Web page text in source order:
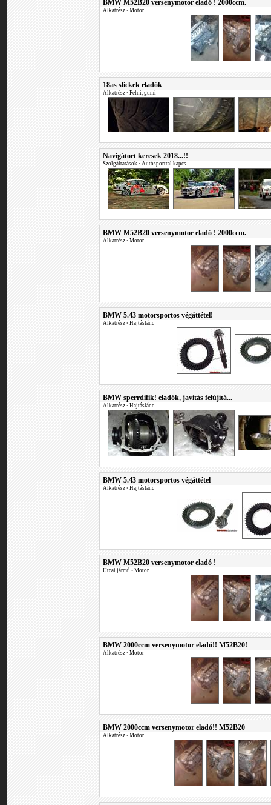
BMW M52B20 versenymotor eladó ! 2000ccm.
Alkatrész • Motor
18as slickek eladók
Alkatrész • Felni, gumi
Navigátort keresek 2018...!!
Szolgáltatások • Autósporttal kapcs.
BMW M52B20 versenymotor eladó ! 2000ccm.
Alkatrész • Motor
BMW 5.43 motorsportos végáttétel!
Alkatrész • Hajtáslánc
BMW sperrdifik! eladók, javítás felújítá...
Alkatrész • Hajtáslánc
BMW 5.43 motorsportos végáttétel
Alkatrész • Hajtáslánc
BMW M52B20 versenymotor eladó !
Utcai jármű • Motor
BMW 2000ccm versenymotor eladó!! M52B20!
Alkatrész • Motor
BMW 2000ccm versenymotor eladó!! M52B20
Alkatrész • Motor